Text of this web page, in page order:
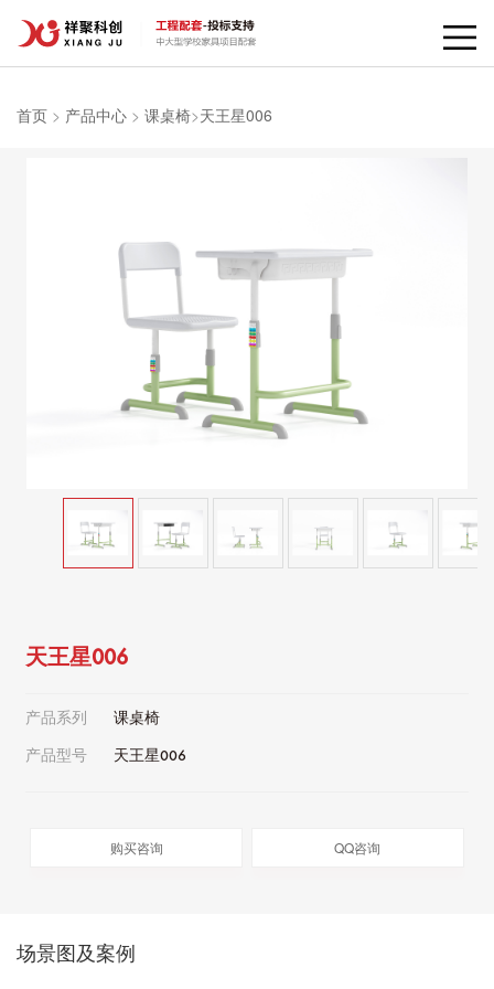
首页 > 产品中心 > 课桌椅>天王星006
天王星006
产品系列 课桌椅
产品型号 天王星006
购买咨询 QQ咨询
场景图及案例